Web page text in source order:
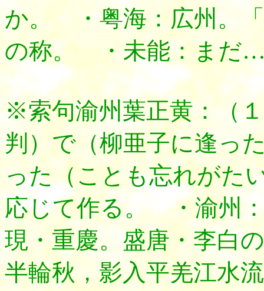
か。 ・粤海：広州。
の称。 ・未能：まだ
※索句渝州葉正黄：（
判）で（柳亜子に逢っ
った（ことも忘れがた
応じて作る。 ・渝州：
現・重慶。盛唐・李白
半輪秋，影入平羌江水